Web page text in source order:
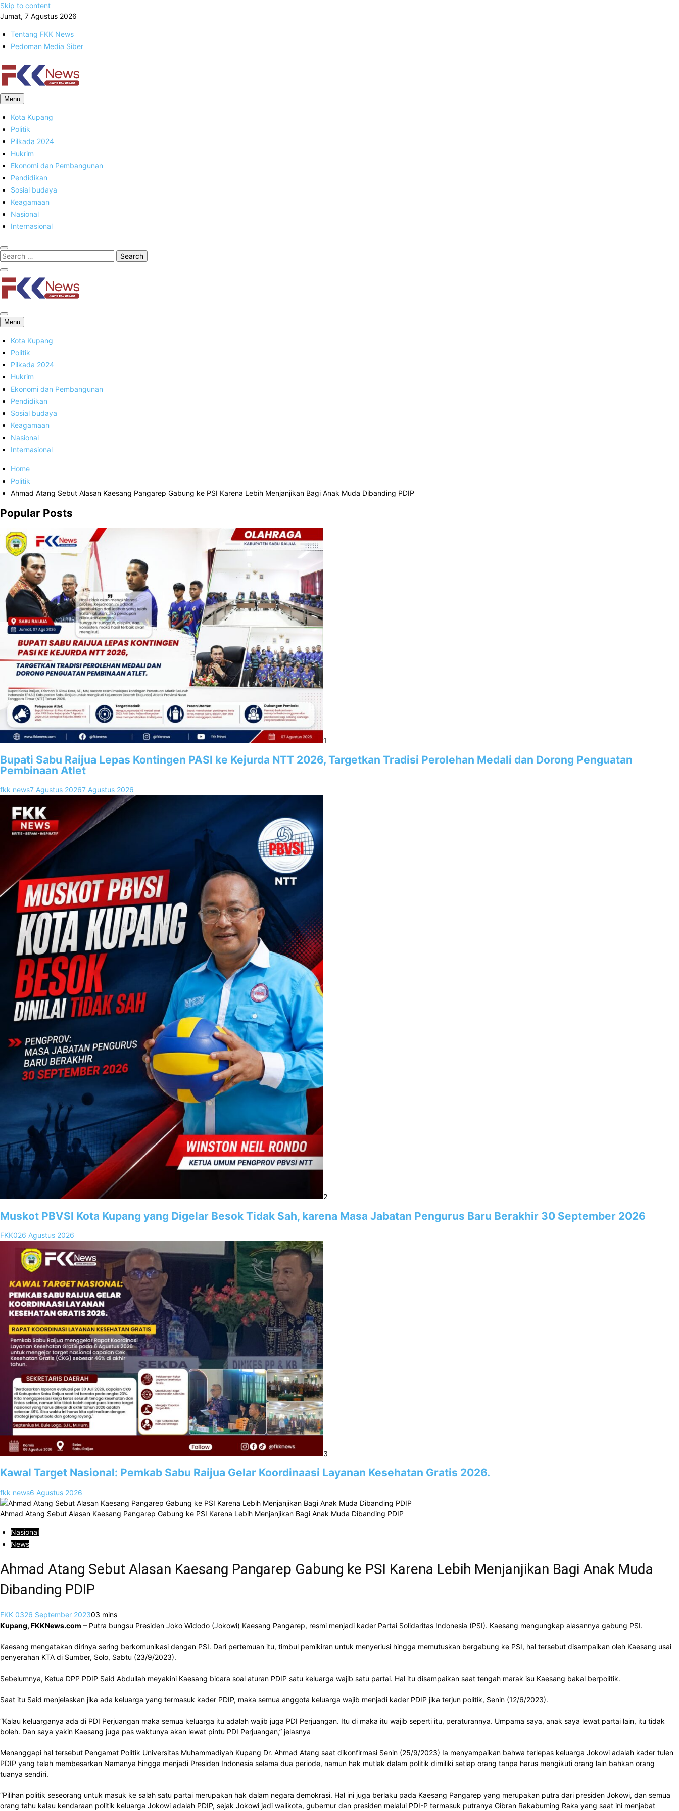
Skip to content
Jumat, 7 Agustus 2026
Tentang FKK News
Pedoman Media Siber
FKK News
Menu
Kota Kupang
Politik
Pilkada 2024
Hukrim
Ekonomi dan Pembangunan
Pendidikan
Sosial budaya
Keagamaan
Nasional
Internasional
FKK News
Menu
Kota Kupang
Politik
Pilkada 2024
Hukrim
Ekonomi dan Pembangunan
Pendidikan
Sosial budaya
Keagamaan
Nasional
Internasional
Home
Politik
Ahmad Atang Sebut Alasan Kaesang Pangarep Gabung ke PSI Karena Lebih Menjanjikan Bagi Anak Muda Dibanding PDIP
Popular Posts
1
Bupati Sabu Raijua Lepas Kontingen PASI ke Kejurda NTT 2026, Targetkan Tradisi Perolehan Medali dan Dorong Penguatan
Pembinaan Atlet
fkk news7 Agustus 20267 Agustus 2026
2
Muskot PBVSI Kota Kupang yang Digelar Besok Tidak Sah, karena Masa Jabatan Pengurus Baru Berakhir 30 September 2026
FKK026 Agustus 2026
3
Kawal Target Nasional: Pemkab Sabu Raijua Gelar Koordinaasi Layanan Kesehatan Gratis 2026.
fkk news6 Agustus 2026
Ahmad Atang Sebut Alasan Kaesang Pangarep Gabung ke PSI Karena Lebih Menjanjikan Bagi Anak Muda Dibanding PDIP
Nasional
News
Ahmad Atang Sebut Alasan Kaesang Pangarep Gabung ke PSI Karena Lebih Menjanjikan Bagi Anak Muda
Dibanding PDIP
FKK 0326 September 202303 mins
Kupang, FKKNews.com – Putra bungsu Presiden Joko Widodo (Jokowi) Kaesang Pangarep, resmi menjadi kader Partai Solidaritas Indonesia (PSI). Kaesang mengungkap alasannya gabung PSI.
Kaesang mengatakan dirinya sering berkomunikasi dengan PSI. Dari pertemuan itu, timbul pemikiran untuk menyeriusi hingga memutuskan bergabung ke PSI, hal tersebut disampaikan oleh Kaesang usai
penyerahan KTA di Sumber, Solo, Sabtu (23/9/2023).
Sebelumnya, Ketua DPP PDIP Said Abdullah meyakini Kaesang bicara soal aturan PDIP satu keluarga wajib satu partai. Hal itu disampaikan saat tengah marak isu Kaesang bakal berpolitik.
Saat itu Said menjelaskan jika ada keluarga yang termasuk kader PDIP, maka semua anggota keluarga wajib menjadi kader PDIP jika terjun politik, Senin (12/6/2023).
“Kalau keluarganya ada di PDI Perjuangan maka semua keluarga itu adalah wajib juga PDI Perjuangan. Itu di maka itu wajib seperti itu, peraturannya. Umpama saya, anak saya lewat partai lain, itu tidak
boleh. Dan saya yakin Kaesang juga pas waktunya akan lewat pintu PDI Perjuangan,” jelasnya
Menanggapi hal tersebut Pengamat Politik Universitas Muhammadiyah Kupang Dr. Ahmad Atang saat dikonfirmasi Senin (25/9/2023) Ia menyampaikan bahwa terlepas keluarga Jokowi adalah kader tulen
PDIP yang telah membesarkan Namanya hingga menjadi Presiden Indonesia selama dua periode, namun hak mutlak dalam politik dimiliki setiap orang tanpa harus mengikuti orang lain bahkan orang
tuanya sendiri.
“Pilihan politik seseorang untuk masuk ke salah satu partai merupakan hak dalam negara demokrasi. Hal ini juga berlaku pada Kaesang Pangarep yang merupakan putra dari presiden Jokowi, dan semua
orang tahu kalau kendaraan politik keluarga Jokowi adalah PDIP, sejak Jokowi jadi walikota, gubernur dan presiden melalui PDI-P termasuk putranya Gibran Rakabuming Raka yang saat ini menjabat